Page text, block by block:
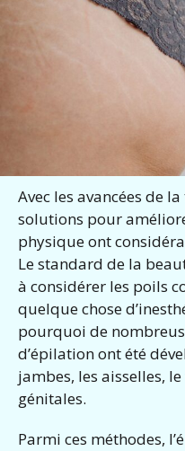
Avec les avancées de
solutions pour
physique ont
Le standard de la
à considérer les poils
quelque chose
pourquoi de
d’épilation ont été
jambes, les aisselles,
génitales.
Parmi ces méthodes,